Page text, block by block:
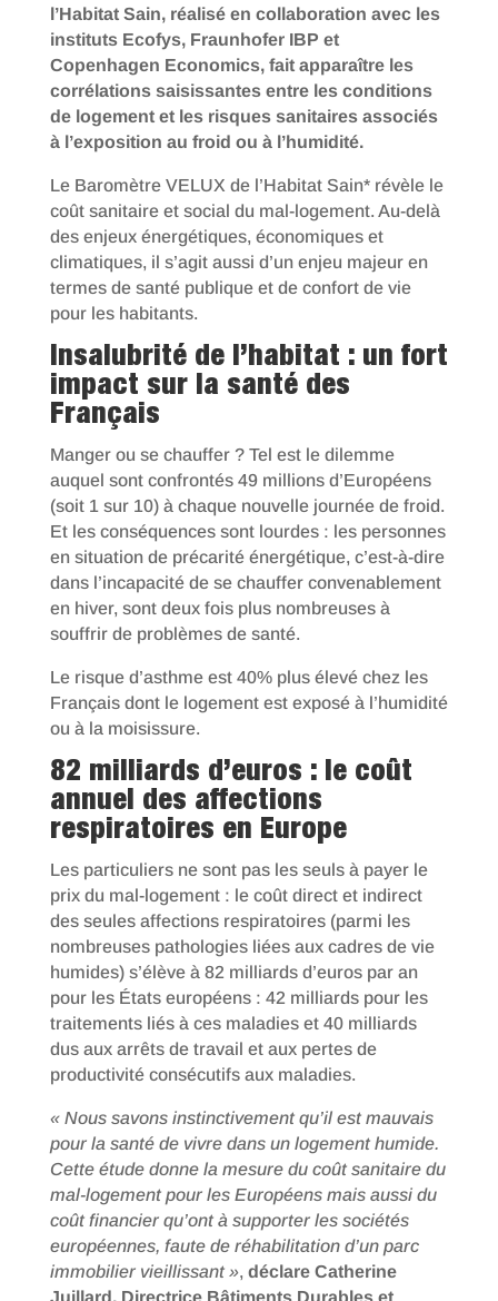
l’Habitat Sain, réalisé en collaboration avec les
instituts Ecofys, Fraunhofer IBP et
Copenhagen Economics, fait apparaître les
corrélations saisissantes entre les conditions
de logement et les risques sanitaires associés
à l’exposition au froid ou à l’humidité.
Le Baromètre VELUX de l’Habitat Sain* révèle le
coût sanitaire et social du mal-logement. Au-delà
des enjeux énergétiques, économiques et
climatiques, il s’agit aussi d’un enjeu majeur en
termes de santé publique et de confort de vie
pour les habitants.
Insalubrité de l’habitat : un fort
impact sur la santé des
Français
Manger ou se chauffer ? Tel est le dilemme
auquel sont confrontés 49 millions d’Européens
(soit 1 sur 10) à chaque nouvelle journée de froid.
Et les conséquences sont lourdes : les personnes
en situation de précarité énergétique, c’est-à-dire
dans l’incapacité de se chauffer convenablement
en hiver, sont deux fois plus nombreuses à
souffrir de problèmes de santé.
Le risque d’asthme est 40% plus élevé chez les
Français dont le logement est exposé à l’humidité
ou à la moisissure.
82 milliards d’euros : le coût
annuel des affections
respiratoires en Europe
Les particuliers ne sont pas les seuls à payer le
prix du mal-logement : le coût direct et indirect
des seules affections respiratoires (parmi les
nombreuses pathologies liées aux cadres de vie
humides) s’élève à 82 milliards d’euros par an
pour les États européens : 42 milliards pour les
traitements liés à ces maladies et 40 milliards
dus aux arrêts de travail et aux pertes de
productivité consécutifs aux maladies.
« Nous savons instinctivement qu’il est mauvais
pour la santé de vivre dans un logement humide.
Cette étude donne la mesure du coût sanitaire du
mal-logement pour les Européens mais aussi du
coût financier qu’ont à supporter les sociétés
européennes, faute de réhabilitation d’un parc
immobilier vieillissant », déclare Catherine